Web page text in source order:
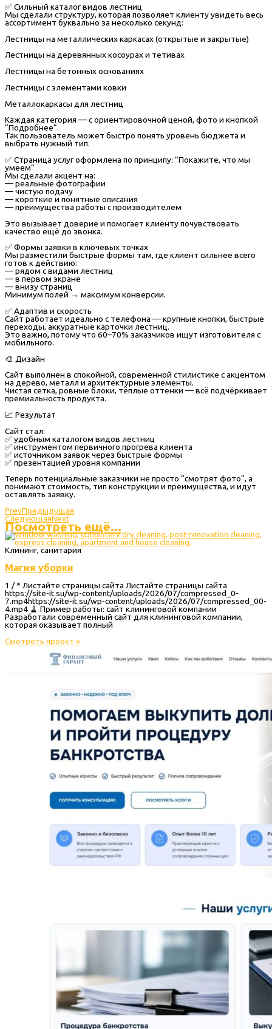
✅ Сильный каталог видов лестниц
Мы сделали структуру, которая позволяет клиенту увидеть весь
ассортимент буквально за несколько секунд:
Лестницы на металлических каркасах (открытые и закрытые)
Лестницы на деревянных косоурах и тетивах
Лестницы на бетонных основаниях
Лестницы с элементами ковки
Металлокаркасы для лестниц
Каждая категория — с ориентировочной ценой, фото и кнопкой
“Подробнее”.
Так пользователь может быстро понять уровень бюджета и
выбрать нужный тип.
✅ Страница услуг оформлена по принципу: “Покажите, что мы
умеем”
Мы сделали акцент на:
— реальные фотографии
— чистую подачу
— короткие и понятные описания
— преимущества работы с производителем
Это вызывает доверие и помогает клиенту почувствовать
качество ещё до звонка.
✅ Формы заявки в ключевых точках
Мы разместили быстрые формы там, где клиент сильнее всего
готов к действию:
— рядом с видами лестниц
— в первом экране
— внизу страниц
Минимум полей → максимум конверсии.
✅ Адаптив и скорость
Сайт работает идеально с телефона — крупные кнопки, быстрые
переходы, аккуратные карточки лестниц.
Это важно, потому что 60–70% заказчиков ищут изготовителя с
мобильного.
🎨 Дизайн
Сайт выполнен в спокойной, современной стилистике с акцентом
на дерево, металл и архитектурные элементы.
Чистая сетка, ровные блоки, тёплые оттенки — всё подчёркивает
премиальность продукта.
📈 Результат
Сайт стал:
✅ удобным каталогом видов лестниц
✅ инструментом первичного прогрева клиента
✅ источником заявок через быстрые формы
✅ презентацией уровня компании
Теперь потенциальные заказчики не просто “смотрят фото”, а
понимают стоимость, тип конструкции и преимущества, и идут
оставлять заявку.
PrevПредыдущая
СледующаяNext
Посмотреть ещё...
Клининг, санитария
Магия уборки
1 / * Листайте страницы сайта Листайте страницы сайта
https://site-it.su/wp-content/uploads/2026/07/compressed_0-
7.mp4https://site-it.su/wp-content/uploads/2026/07/compressed_00-
4.mp4 🧹 Пример работы: сайт клининговой компании
Разработали современный сайт для клининговой компании,
которая оказывает полный
Смотреть проект »